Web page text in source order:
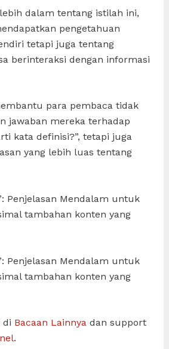
dalam tentang istilah ini,
pengetahuan
tetapi juga tentang
berinteraksi dengan informasi
para pembaca tidak
jawaban mereka terhadap
kata definisi?”, tetapi juga
yang lebih luas tentang
Penjelasan Mendalam untuk
tambahan konten yang
Penjelasan Mendalam untuk
tambahan konten yang
di Bacaan Lainnyadan support
.